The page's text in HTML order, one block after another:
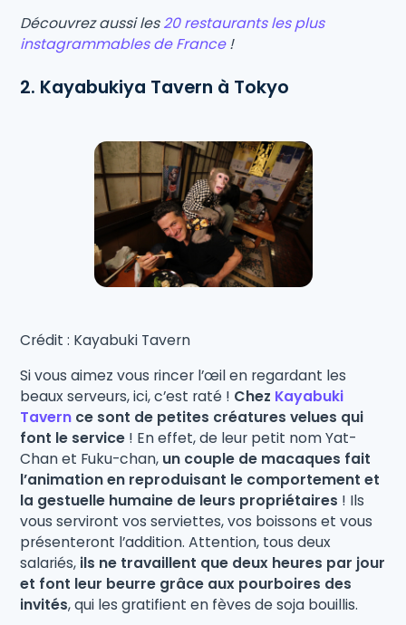
Découvrez aussi les20 restaurants les plus
instagrammables de France!
2. Kayabukiya Tavern à Tokyo
Crédit : Kayabuki Tavern
Si vous aimez vous rincer l’œil en regardant les
beaux serveurs, ici, c’est raté ! Chez Kayabuki
Tavern ce sont de petites créatures velues qui
font le service ! En effet, de leur petit nom Yat-
Chan et Fuku-chan, un couple de macaques fait
l’animation en reproduisant le comportement et
la gestuelle humaine de leurs propriétaires ! Ils
vous serviront vos serviettes, vos boissons et vous
présenteront l’addition. Attention, tous deux
salariés, ils ne travaillent que deux heures par jour
et font leur beurre grâce aux pourboires des
invités, qui les gratifient en fèves de soja bouillis.